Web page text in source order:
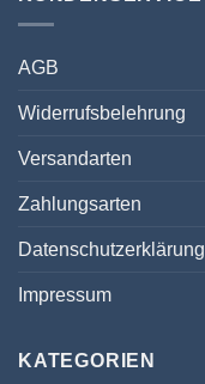
AGB
Widerrufsbelehrung
Versandarten
Zahlungsarten
Datenschutzerklärung
Impressum
KATEGORIEN